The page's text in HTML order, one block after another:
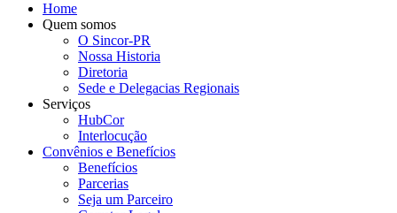
Home
Quem somos
O Sincor-PR
Nossa Historia
Diretoria
Sede e Delegacias Regionais
Serviços
HubCor
Interlocução
Convênios e Benefícios
Benefícios
Parcerias
Seja um Parceiro